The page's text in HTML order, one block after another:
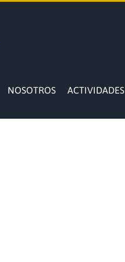
NOSOTROS ACTIVIDADES